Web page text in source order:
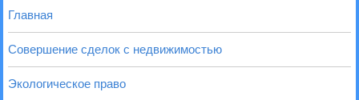
Главная
Совершение сделок с недвижимостью
Экологическое право